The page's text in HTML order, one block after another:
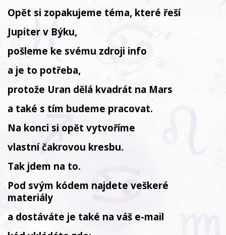
Opět si zopakujeme téma, které řeší
Jupiter v Býku,
pošleme ke svému zdroji info
a je to potřeba,
protože Uran dělá kvadrát na Mars
a také s tím budeme pracovat.
Na konci si opět vytvoříme
vlastní čakrovou kresbu.
Tak jdem na to.
Pod svým kódem najdete veškeré
materiály
a dostáváte je také na váš e-mail